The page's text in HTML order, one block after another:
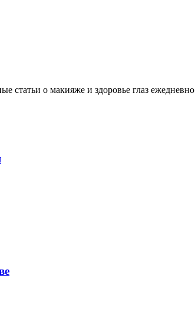
статьи о макияже и здоровье глаз